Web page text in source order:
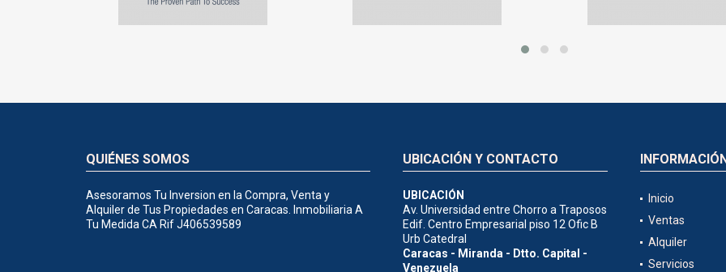
QUIÉNES SOMOS
Asesoramos Tu Inversion en la Compra, Venta y
Alquiler de Tus Propiedades en Caracas. Inmobiliaria A
Tu Medida CA Rif J406539589
UBICACIÓN Y CONTACTO
UBICACIÓN
Av. Universidad entre Chorro a Traposos
Edif. Centro Empresarial piso 12 Ofic B
Urb Catedral
Caracas - Miranda - Dtto. Capital -
Venezuela
Inicio
Ventas
Alquiler
Servicios